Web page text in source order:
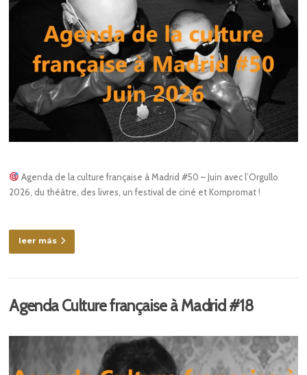
Agenda de la culture française à Madrid #50 – Juin avec l’Orgullo
2026, du théâtre, des livres, un festival de ciné et Kompromat !
leer más
Agenda Culture française à Madrid #18